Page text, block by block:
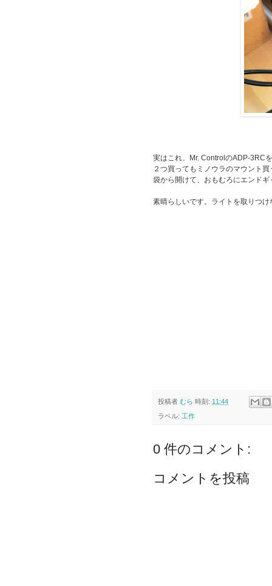
実はこれ、Mr. ControlのADP-3RC
２つ買ってもミノウラのマウント
袋から開けて、おもむろにエンド
素晴らしいです。ライトを取りつ
投稿者 むら 時刻: 11:44
ラベル: 工作
0 件のコメント:
コメントを投稿